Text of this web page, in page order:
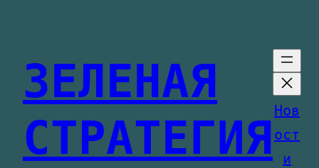
содержимому
ЗЕЛЕНАЯ
СТРАТЕГИЯ
Нов
ост
и